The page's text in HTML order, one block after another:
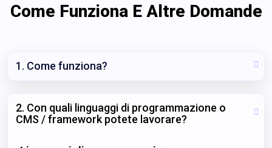
Come Funziona E Altre Domande
1. Come funziona?
2. Con quali linguaggi di programmazione o
CMS / framework potete lavorare?